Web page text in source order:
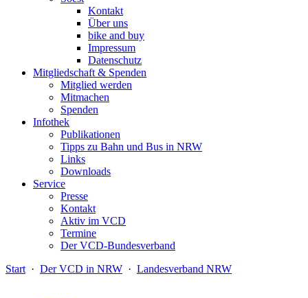
Kontakt
Über uns
bike and buy
Impressum
Datenschutz
Mitgliedschaft & Spenden
Mitglied werden
Mitmachen
Spenden
Infothek
Publikationen
Tipps zu Bahn und Bus in NRW
Links
Downloads
Service
Presse
Kontakt
Aktiv im VCD
Termine
Der VCD-Bundesverband
Start · Der VCD in NRW · Landesverband NRW